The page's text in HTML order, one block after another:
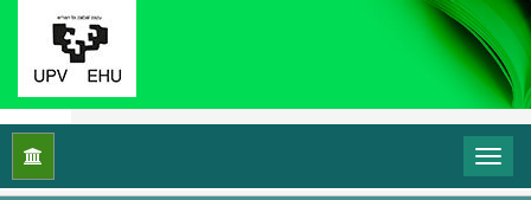
Inicio Vol. 2 Núm. 1 (2014): Transformar y sentir